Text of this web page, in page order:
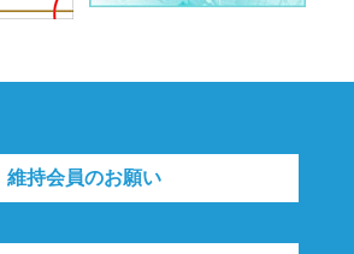
維持会員のお願い